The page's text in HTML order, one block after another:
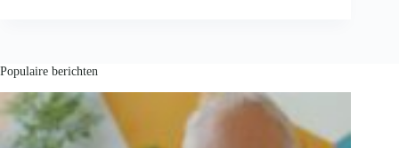
geprinte
ter
wereld
Populaire berichten